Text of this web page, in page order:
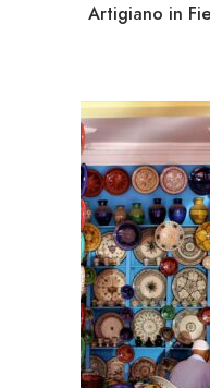
Artigiano in